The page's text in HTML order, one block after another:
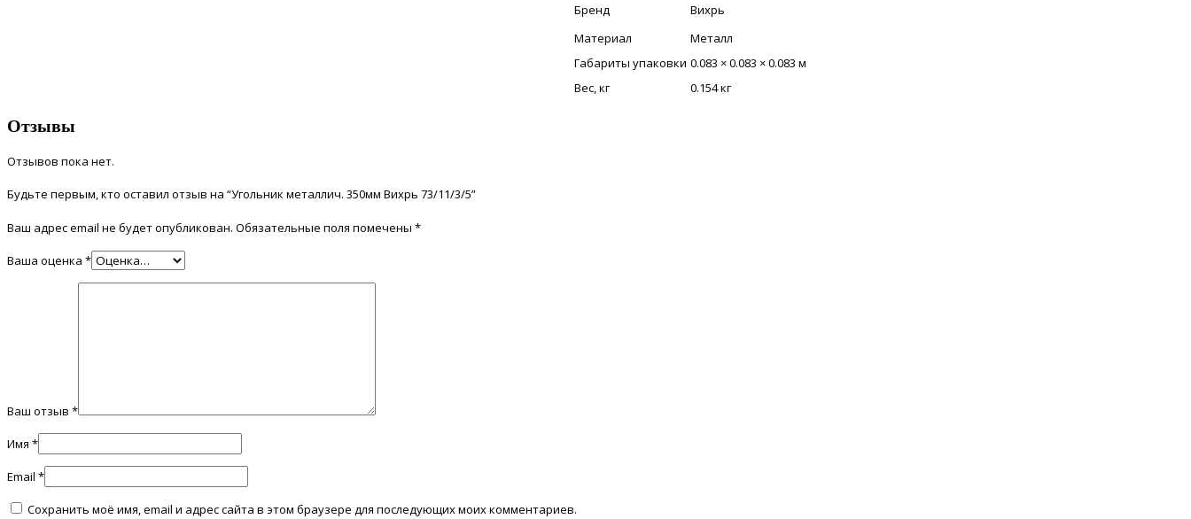
Бренд
Вихрь
Материал
Металл
Габариты упаковки 0.083 × 0.083 × 0.083 м
Вес, кг
0.154 кг
Отзывы
Отзывов пока нет.
Будьте первым, кто оставил отзыв на “Угольник металлич. 350мм Вихрь 73/11/3/5”
Ваш адрес email не будет опубликован. Обязательные поля помечены *
Ваша оценка *
Ваш отзыв *
Имя *
Email *
Сохранить моё имя, email и адрес сайта в этом браузере для последующих моих комментариев.